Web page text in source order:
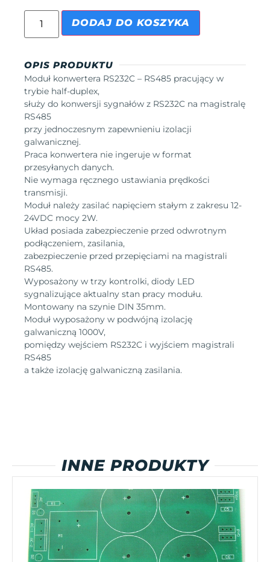
DODAJ DO KOSZYKA
OPIS PRODUKTU
Moduł konwertera RS232C – RS485 pracujący w
trybie half-duplex,
służy do konwersji sygnałów z RS232C na magistralę
RS485
przy jednoczesnym zapewnieniu izolacji
galwanicznej.
Praca konwertera nie ingeruje w format
przesyłanych danych.
Nie wymaga ręcznego ustawiania prędkości
transmisji.
Moduł należy zasilać napięciem stałym z zakresu 12-
24VDC mocy 2W.
Układ posiada zabezpieczenie przed odwrotnym
podłączeniem, zasilania,
zabezpieczenie przed przepięciami na magistrali
RS485.
Wyposażony w trzy kontrolki, diody LED
sygnalizujące aktualny stan pracy modułu.
Montowany na szynie DIN 35mm.
Moduł wyposażony w podwójną izolację
galwaniczną 1000V,
pomiędzy wejściem RS232C i wyjściem magistrali
RS485
a także izolację galwaniczną zasilania.
INNE PRODUKTY